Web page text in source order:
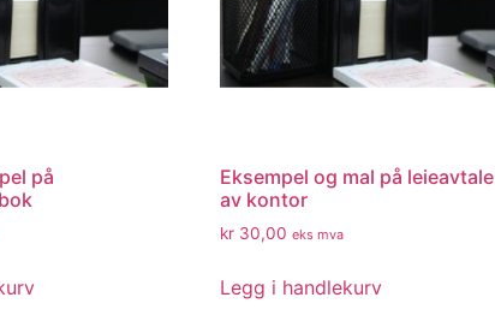
på
Eksempel og mal på leieavtale
av kontor
kr 30,00 eks mva
Legg i handlekurv